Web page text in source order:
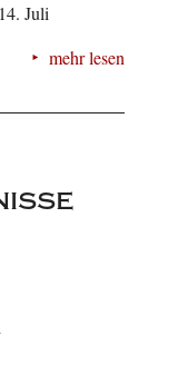
Juli
mehr lesen